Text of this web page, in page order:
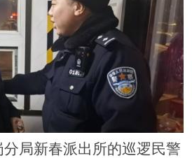
局新春派出所的巡逻民警